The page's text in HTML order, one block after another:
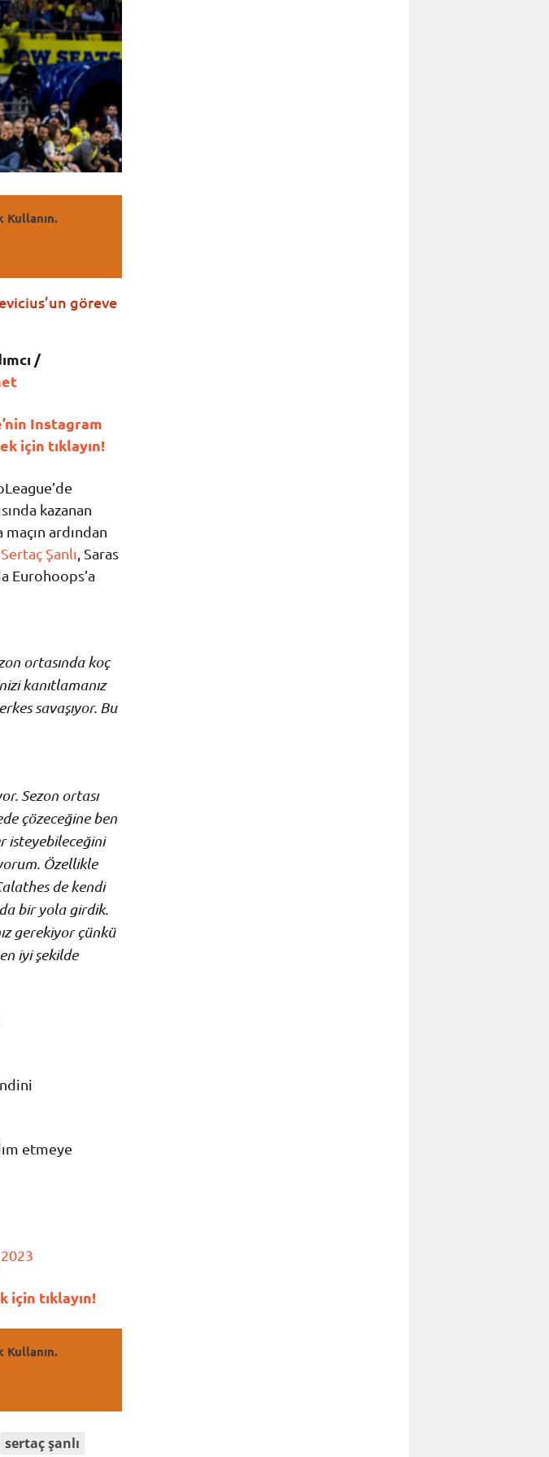
Kullanın.
göreve
/
Instagram
için tıklayın!
kazanan
maçın ardından
Sertaç Şanlı , Saras
Eurohoops’a
ortasında koç
kanıtlamanız
savaşıyor. Bu
Sezon ortası
çözeceğine ben
isteyebileceğini
Özellikle
de kendi
bir yola girdik.
gerekiyor çünkü
iyi şekilde
etmeye
için tıklayın!
Kullanın.
sertaç şanlı